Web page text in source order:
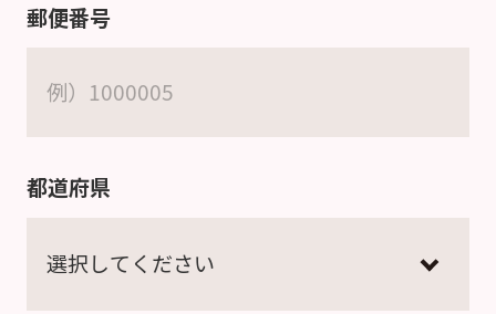
郵便番号
都道府県